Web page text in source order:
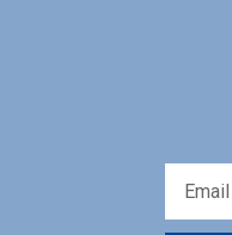
адрес
*